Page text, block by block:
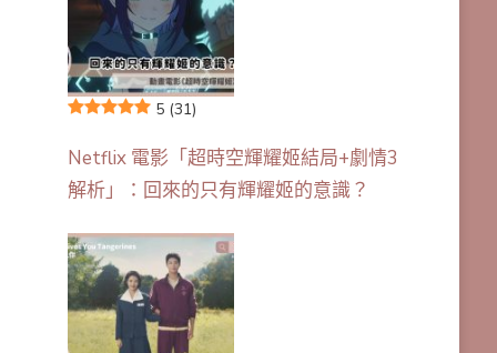
5 (31)
Netflix 電影「超時空輝耀姬結局+劇情3
解析」：回來的只有輝耀姬的意識？